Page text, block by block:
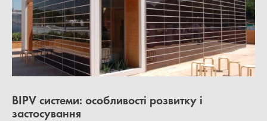
BIPV системи: особливості розвитку і
застосування